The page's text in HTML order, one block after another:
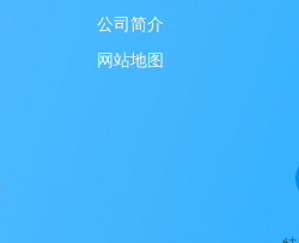
公司简介
网站地图